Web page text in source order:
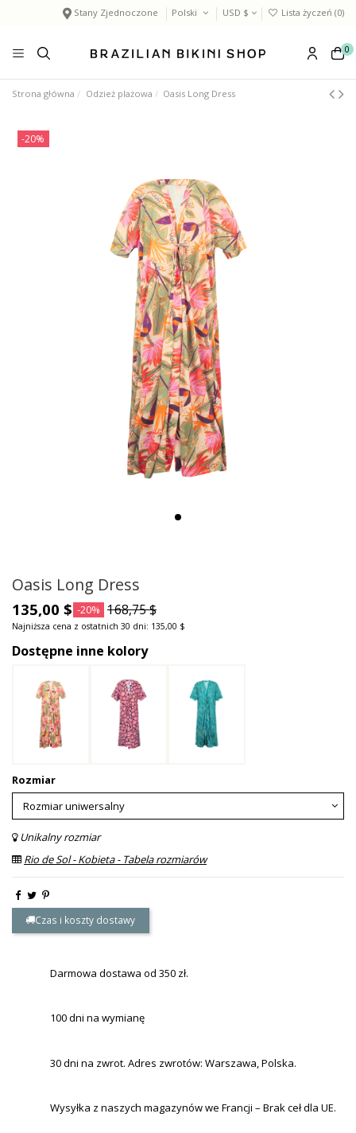
Stany Zjednoczone Polski USD $ Lista życzeń (0)
0
Strona główna Odzież plażowa Oasis Long Dress
-20%
Oasis Long Dress
135,00 $ -20% 168,75 $
Najniższa cena z ostatnich 30 dni: 135,00 $
Dostępne inne kolory
Rozmiar
Unikalny rozmiar
Rio de Sol - Kobieta - Tabela rozmiarów
Czas i koszty dostawy
Darmowa dostawa od 350 zł.
100 dni na wymianę
30 dni na zwrot. Adres zwrotów: Warszawa, Polska.
Wysyłka z naszych magazynów we Francji – Brak ceł dla UE.